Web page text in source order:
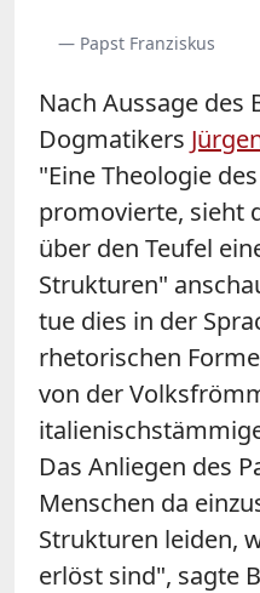
— Papst Franziskus
Nach Aussage des
Dogmatikers
"Eine Theologie
promovierte, sieht
über den Teufel
Strukturen"
tue dies in der
rhetorischen
von der
Das Anliegen des
Menschen da
Strukturen leiden,
erlöst sind", sagte